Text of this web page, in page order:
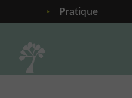
Pratique